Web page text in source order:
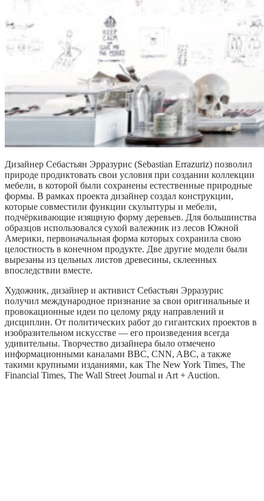
Дизайнер Себастьян Эрразурис (Sebastian Errazuriz) позволил
природе продиктовать свои условия при создании коллекции
мебели, в которой были сохранены естественные природные
формы. В рамках проекта дизайнер создал конструкции,
которые совместили функции скульптуры и мебели,
подчёркивающие изящную форму деревьев. Для большинства
образцов использовался сухой валежник из лесов Южной
Америки, первоначальная форма которых сохранила свою
целостность в конечном продукте. Две другие модели были
вырезаны из цельных листов древесины, склеенных
впоследствии вместе.
Художник, дизайнер и активист Себастьян Эрразурис
получил международное признание за свои оригинальные и
провокационные идеи по целому ряду направлений и
дисциплин. От политических работ до гигантских проектов в
изобразительном искусстве — его произведения всегда
удивительны. Творчество дизайнера было отмечено
информационными каналами BBC, CNN, ABC, а также
такими крупными изданиями, как The New York Times, The
Financial Times, The Wall Street Journal и Art + Auction.